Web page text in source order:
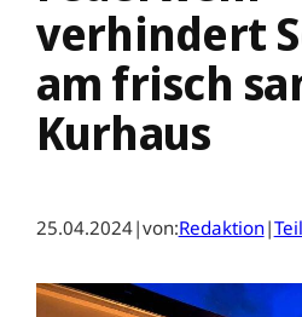
verhindert
am frisch
Kurhaus
25.04.2024|von:Redaktion|